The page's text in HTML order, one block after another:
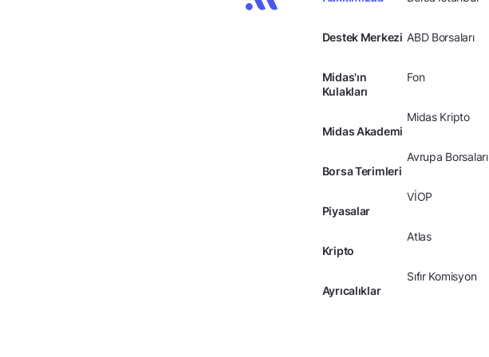
Destek Merkezi
Midas'ın
Kulakları
Midas Akademi
Borsa Terimleri
Piyasalar
Kripto
Ayrıcalıklar
ABD Borsaları
Fon
Midas Kripto
Avrupa Borsaları
VİOP
Atlas
Sıfır Komisyon